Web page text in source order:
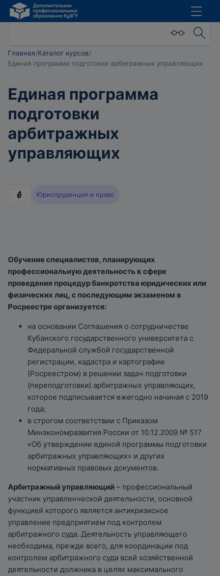
Главная/Каталог курсов/
Единая программа подготовки арбитражных управляющих
Единая программа
подготовки
арбитражных
управляющих
Юриспруденция и право
Обучение специалистов, планирующих
профессиональную деятельность в сфере
проведения процедур банкротства юридических или
физических лиц, с последующим экзаменом в
Росреестре организуется:
на основании Соглашения о сотрудничестве
Кубанского государственного университета с
Федеральной службой государственной
регистрации, кадастра и картографии
(Росреестром) в решении задач подготовки
(переподготовки) арбитражных управляющих,
которое подписывается ежегодно начиная с 2019
года;
в строгом соответствии с Приказом
Минэкономразвития России от 10.12.2009 № 517
«Об утверждении единой программы подготовки
арбитражных управляющих» и других
нормативных правовых документов.
Арбитражный управляющий – профессиональный
участник управленческой деятельности, основной
функцией которого является антикризисное
управление предприятием под контролем
арбитражного суда. Деятельность управляющего
необходима, прежде всего, для координации под
контролем арбитражного суда всей хозяйственной
деятельности должника в целях максимального